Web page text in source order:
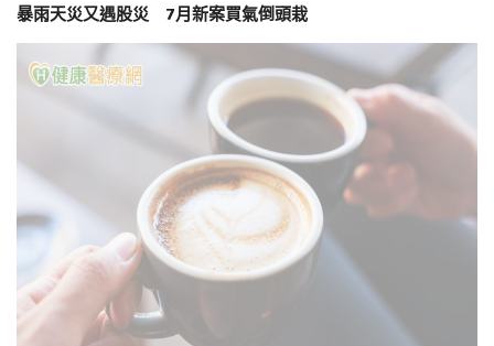
暴雨天災又遇股災 7月新案買氣倒頭栽